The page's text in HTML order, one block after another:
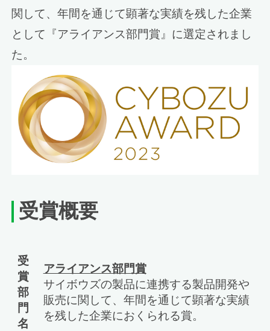
関して、年間を通じて顕著な実績を残した企業
として『アライアンス部門賞』に選定されまし
た。
受賞概要
受
賞
部
門
名
アライアンス部門賞
サイボウズの製品に連携する製品開発や
販売に関して、年間を通じて顕著な実績
を残した企業におくられる賞。